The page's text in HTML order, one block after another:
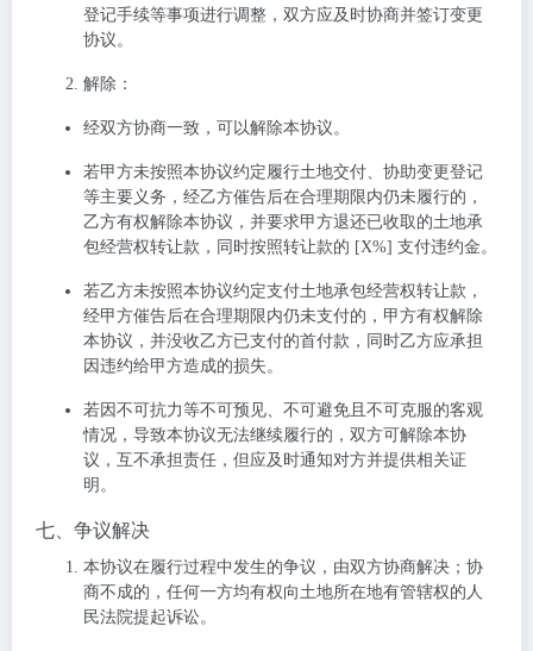
登记手续等事项进行调整，双方应及时协商并签订变更
协议。
解除 ：
经双方协商一致，可以解除本协议。
若甲方未按照本协议约定履行土地交付、协助变更登记
等主要义务，经乙方催告后在合理期限内仍未履行的，
乙方有权解除本协议，并要求甲方退还已收取的土地承
包经营权转让款，同时按照转让款的 [X%] 支付违约金。
若乙方未按照本协议约定支付土地承包经营权转让款，
经甲方催告后在合理期限内仍未支付的，甲方有权解除
本协议，并没收乙方已支付的首付款，同时乙方应承担
因违约给甲方造成的损失。
若因不可抗力等不可预见、不可避免且不可克服的客观
情况，导致本协议无法继续履行的，双方可解除本协
议，互不承担责任，但应及时通知对方并提供相关证
明。
七、争议解决
本协议在履行过程中发生的争议，由双方协商解决；协
商不成的，任何一方均有权向土地所在地有管辖权的人
民法院提起诉讼。